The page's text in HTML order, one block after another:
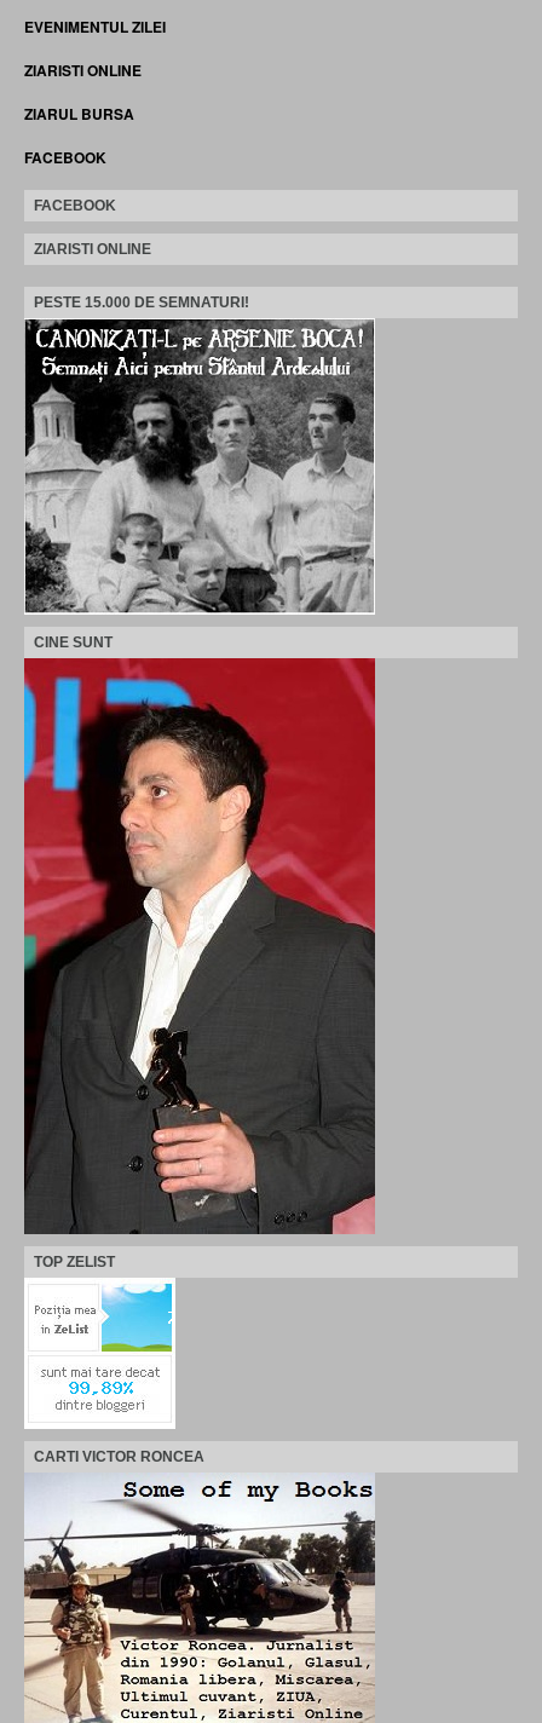
EVENIMENTUL ZILEI
ZIARISTI ONLINE
ZIARUL BURSA
FACEBOOK
FACEBOOK
ZIARISTI ONLINE
PESTE 15.000 DE SEMNATURI!
CINE SUNT
TOP ZELIST
CARTI VICTOR RONCEA